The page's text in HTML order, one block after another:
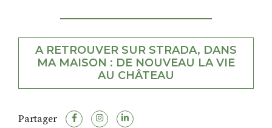
A RETROUVER SUR STRADA, DANS
MA MAISON : DE NOUVEAU LA VIE
AU CHÂTEAU
Partager